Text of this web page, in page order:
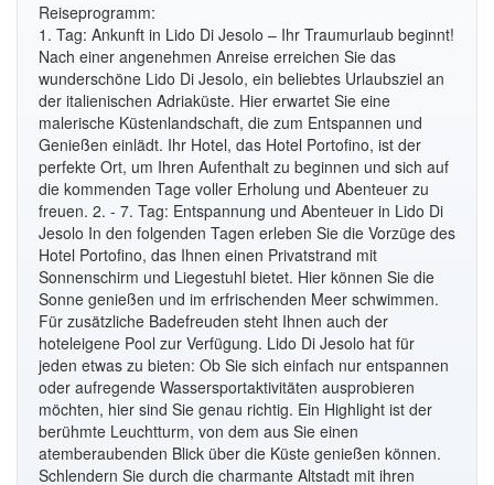
Reiseprogramm:
1. Tag: Ankunft in Lido Di Jesolo – Ihr Traumurlaub beginnt!
Nach einer angenehmen Anreise erreichen Sie das
wunderschöne Lido Di Jesolo, ein beliebtes Urlaubsziel an
der italienischen Adriaküste. Hier erwartet Sie eine
malerische Küstenlandschaft, die zum Entspannen und
Genießen einlädt. Ihr Hotel, das Hotel Portofino, ist der
perfekte Ort, um Ihren Aufenthalt zu beginnen und sich auf
die kommenden Tage voller Erholung und Abenteuer zu
freuen. 2. - 7. Tag: Entspannung und Abenteuer in Lido Di
Jesolo In den folgenden Tagen erleben Sie die Vorzüge des
Hotel Portofino, das Ihnen einen Privatstrand mit
Sonnenschirm und Liegestuhl bietet. Hier können Sie die
Sonne genießen und im erfrischenden Meer schwimmen.
Für zusätzliche Badefreuden steht Ihnen auch der
hoteleigene Pool zur Verfügung. Lido Di Jesolo hat für
jeden etwas zu bieten: Ob Sie sich einfach nur entspannen
oder aufregende Wassersportaktivitäten ausprobieren
möchten, hier sind Sie genau richtig. Ein Highlight ist der
berühmte Leuchtturm, von dem aus Sie einen
atemberaubenden Blick über die Küste genießen können.
Schlendern Sie durch die charmante Altstadt mit ihren